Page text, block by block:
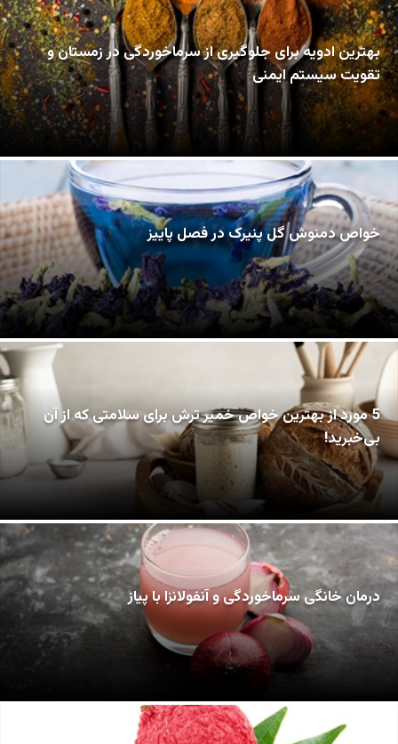
بهترین ادویه برای جلوگیری از سرماخوردگی در زمستان و
تقویت سیستم ایمنی
خواص دمنوش گل پنیرک در فصل پاییز
5 مورد از بهترین خواص خمیر ترش برای سلامتی که از آن
بی‌خبرید!
درمان خانگی سرماخوردگی و آنفولانزا با پیاز